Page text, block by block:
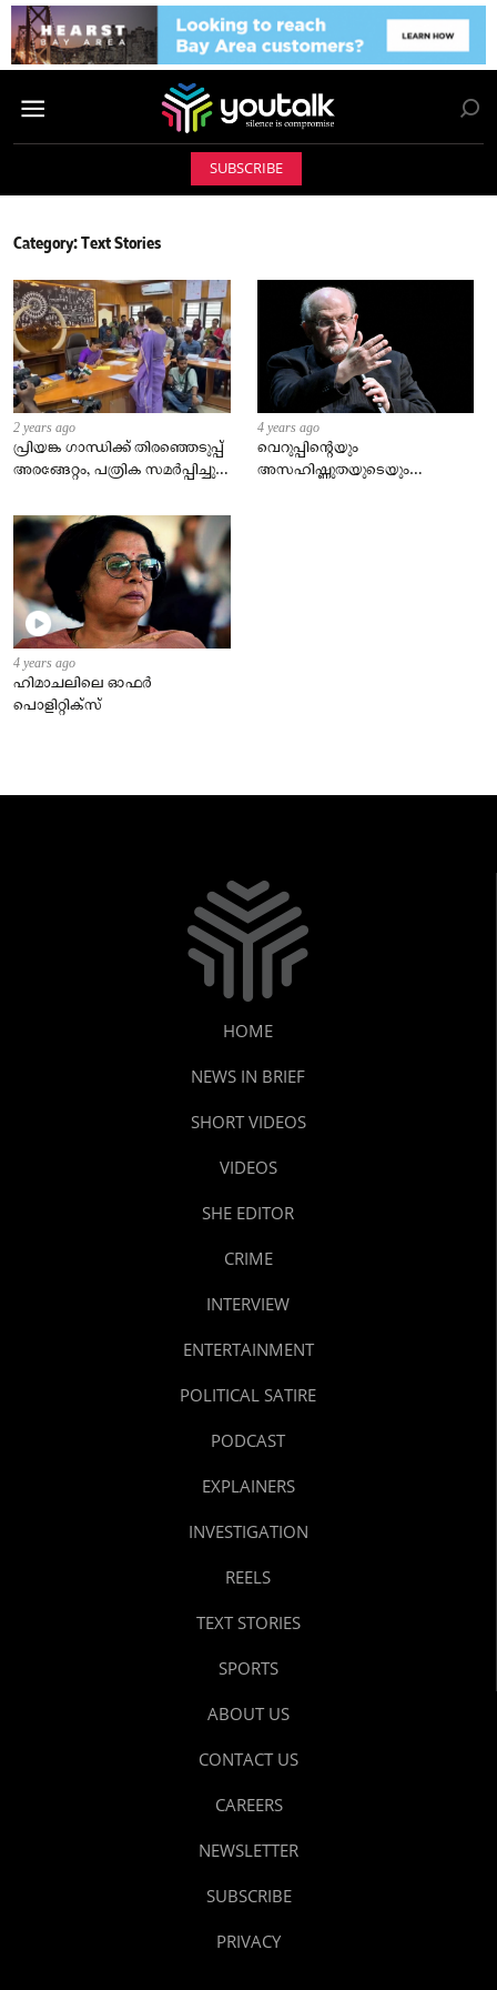
SUBSCRIBE
Category:Text Stories
2 years ago
പ്രിയങ്ക ഗാന്ധിക്ക് തിരഞ്ഞെടുപ്പ്‌
അരങ്ങേറ്റം, പത്രിക സമര്‍പ്പിച്ചു;
ഭര്‍ത്താവും.
4 years ago
വെറുപ്പിന്റെയും
അസഹിഷ്ണുതയുടെയും
4 years ago
ഹിമാചലിലെ ഓഫര്‍
പൊളിറ്റിക്‌സ്‌
HOME
NEWS IN BRIEF
SHORT VIDEOS
VIDEOS
SHE EDITOR
CRIME
INTERVIEW
ENTERTAINMENT
POLITICAL SATIRE
PODCAST
EXPLAINERS
INVESTIGATION
REELS
TEXT STORIES
SPORTS
ABOUT US
CONTACT US
CAREERS
NEWSLETTER
SUBSCRIBE
PRIVACY